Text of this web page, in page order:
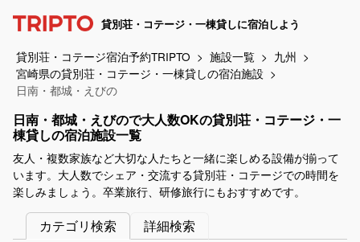
貸別荘・コテージ・一棟貸しに宿泊しよう
貸別荘・コテージ宿泊予約TRIPTO 施設一覧
九州
宮崎県の貸別荘・コテージ・一棟貸しの宿泊施設
日南・都城・えびの
日南・都城・えびので大人数OKの貸別荘・コテージ・一
棟貸しの宿泊施設一覧
友人・複数家族など大切な人たちと一緒に楽しめる設備が揃って
います。大人数でシェア・交流する貸別荘・コテージでの時間を
楽しみましょう。卒業旅行、研修旅行にもおすすめです。
カテゴリ検索
詳細検索